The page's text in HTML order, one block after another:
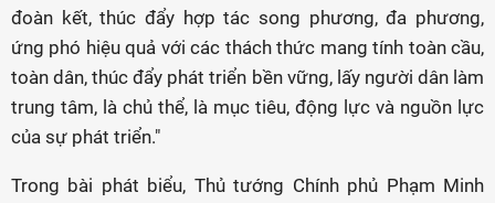
đoàn kết, thúc đẩy hợp tác song phương, đa phương,
ứng phó hiệu quả với các thách thức mang tính toàn cầu,
toàn dân, thúc đẩy phát triển bền vững, lấy người dân làm
trung tâm, là chủ thể, là mục tiêu, động lực và nguồn lực
của sự phát triển."
Trong bài phát biểu, Thủ tướng Chính phủ Phạm Minh